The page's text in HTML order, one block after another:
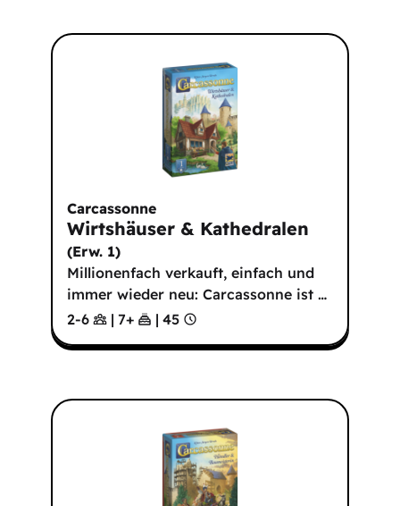
Carcassonne
Wirtshäuser & Kathedralen
(Erw. 1)
Millionenfach verkauft, einfach und
immer wieder neu: Carcassonne ist …
2-6
| 7+ | 45